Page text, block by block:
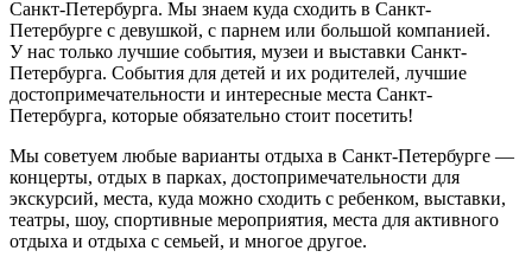
Санкт-Петербурга. Мы знаем куда сходить в Санкт-
Петербурге с девушкой, с парнем или большой компанией.
У нас только лучшие события, музеи и выставки Санкт-
Петербурга. События для детей и их родителей, лучшие
достопримечательности и интересные места Санкт-
Петербурга, которые обязательно стоит посетить!
Мы советуем любые варианты отдыха в Санкт-Петербурге —
концерты, отдых в парках, достопримечательности для
экскурсий, места, куда можно сходить с ребенком, выставки,
театры, шоу, спортивные мероприятия, места для активного
отдыха и отдыха с семьей, и многое другое.